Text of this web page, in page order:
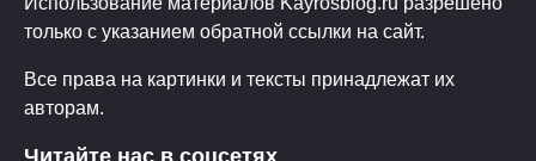
только с указанием обратной ссылки на сайт.
Все права на картинки и тексты принадлежат их
авторам.
Читайте нас в соцсетях